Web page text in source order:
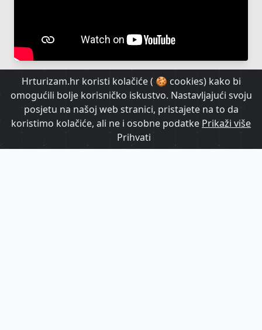
Hrturizam.hr koristi kolačiće ( 🍪 cookies) kako bi
omogućili bolje korisničko iskustvo. Nastavljajući svoju
posjetu na našoj web stranici, pristajete na to da
koristimo kolačiće, ali ne i osobne podatke Prikaži više
Prihvati